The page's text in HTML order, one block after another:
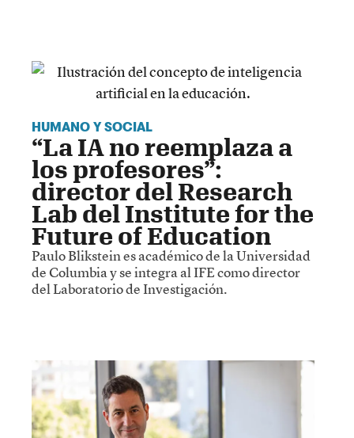
HUMANO Y SOCIAL
“La IA no reemplaza a
los profesores”:
director del Research
Lab del Institute for the
Future of Education
Paulo Blikstein es académico de la Universidad
de Columbia y se integra al IFE como director
del Laboratorio de Investigación.